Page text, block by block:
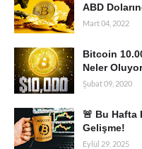
ABD
Mart 04, 2022
Bitcoin
Neler
Şubat 09, 2020
🚨 Bu Hafta
Gelişme!
Eylül 29, 2025